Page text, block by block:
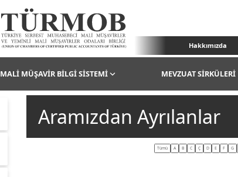
Hakkımızda
MALİ MÜŞAVİR BİLGİ SİSTEMİ MEVZUAT SİRKÜLERİ
Aramızdan Ayrılanlar
Tümü A B C Ç D E F G